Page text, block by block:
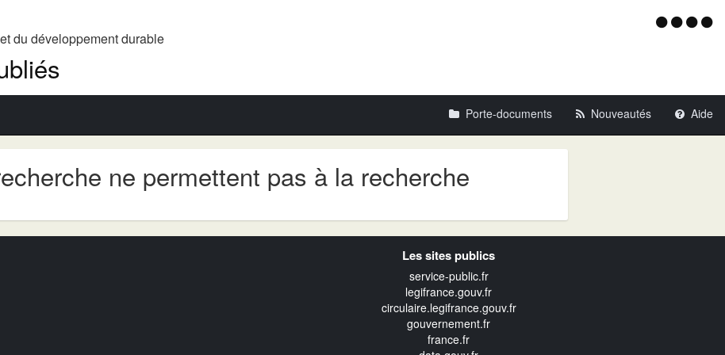
du développement durable Menu
Porte-documents Nouveautés Aide
ne permettent pas à la recherche
Les sites publics
service-public.fr
legifrance.gouv.fr
circulaire.legifrance.gouv.fr
gouvernement.fr
france.fr